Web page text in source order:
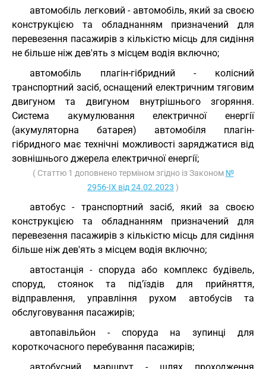
автомобіль легковий - автомобіль, який за своєю
конструкцією та обладнанням призначений для
перевезення пасажирів з кількістю місць для сидіння
не більше ніж дев'ять з місцем водія включно;
автомобіль плагін-гібридний - колісний
транспортний засіб, оснащений електричним тяговим
двигуном та двигуном внутрішнього згоряння.
Система акумулювання електричної енергії
(акумуляторна батарея) автомобіля плагін-
гібридного має технічні можливості заряджатися від
зовнішнього джерела електричної енергії;
( Статтю 1 доповнено терміном згідно із Законом №
2956-IX від 24.02.2023 )
автобус - транспортний засіб, який за своєю
конструкцією та обладнанням призначений для
перевезення пасажирів з кількістю місць для сидіння
більше ніж дев'ять з місцем водія включно;
автостанція - споруда або комплекс будівель,
споруд, стоянок та під'їздів для прийняття,
відправлення, управління рухом автобусів та
обслуговування пасажирів;
автопавільйон - споруда на зупинці для
короткочасного перебування пасажирів;